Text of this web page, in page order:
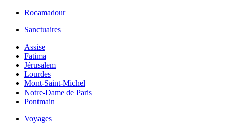
Rocamadour
Sanctuaires
Assise
Fatima
Jérusalem
Lourdes
Mont-Saint-Michel
Notre-Dame de Paris
Pontmain
Voyages